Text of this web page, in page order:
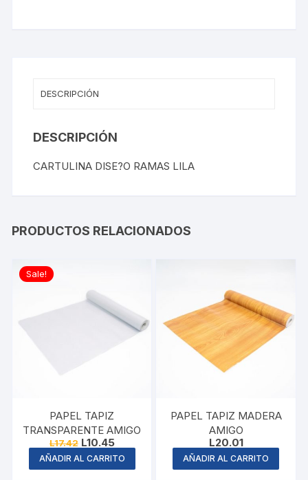
DESCRIPCIÓN
DESCRIPCIÓN
CARTULINA DISE?O RAMAS LILA
PRODUCTOS RELACIONADOS
Sale!
PAPEL TAPIZ
TRANSPARENTE AMIGO
L17.42 Original
price
was:
L17.42.
L10.45Current
price
is:
L10.45.
AÑADIR AL CARRITO
PAPEL TAPIZ MADERA
AMIGO
L20.01
AÑADIR AL CARRITO